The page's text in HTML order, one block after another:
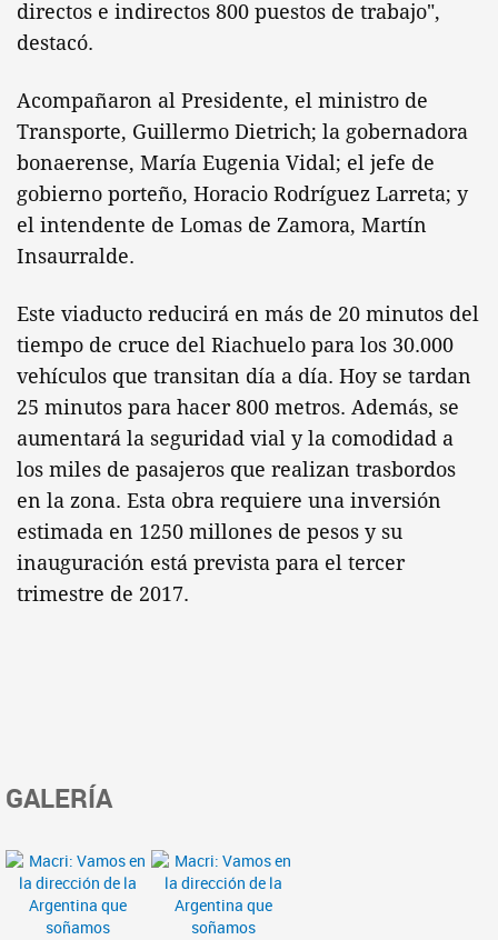
directos e indirectos 800 puestos de trabajo",
destacó.
Acompañaron al Presidente, el ministro de
Transporte, Guillermo Dietrich; la gobernadora
bonaerense, María Eugenia Vidal; el jefe de
gobierno porteño, Horacio Rodríguez Larreta; y
el intendente de Lomas de Zamora, Martín
Insaurralde.
Este viaducto reducirá en más de 20 minutos del
tiempo de cruce del Riachuelo para los 30.000
vehículos que transitan día a día. Hoy se tardan
25 minutos para hacer 800 metros. Además, se
aumentará la seguridad vial y la comodidad a
los miles de pasajeros que realizan trasbordos
en la zona. Esta obra requiere una inversión
estimada en 1250 millones de pesos y su
inauguración está prevista para el tercer
trimestre de 2017.
GALERÍA